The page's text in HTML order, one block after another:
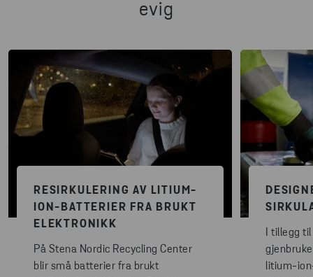
evig
RESIRKULERING AV LITIUM-
ION-BATTERIER FRA BRUKT
ELEKTRONIKK
På Stena Nordic Recycling Center
blir små batterier fra brukt
I tillegg
litium-